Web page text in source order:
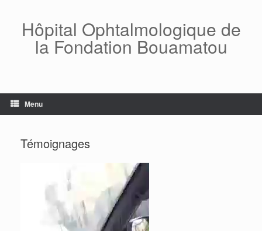
contentHôpital Ophtalmologique de
la Fondation Bouamatou
Menu
Témoignages